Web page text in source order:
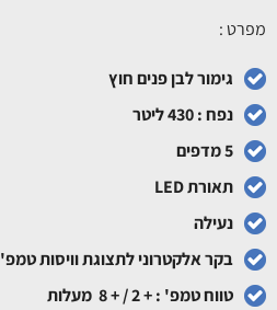
מפרט :
גימור לבן פנים חוץ
נפח : 430 ליטר
5 מדפים
תאורת LED
נעילה
בקר אלקטרוני לתצוגת וויסות טמפ'
טווח טמפ' : + 2 / + 8 מעלות